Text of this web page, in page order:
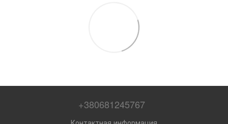
+380681245767